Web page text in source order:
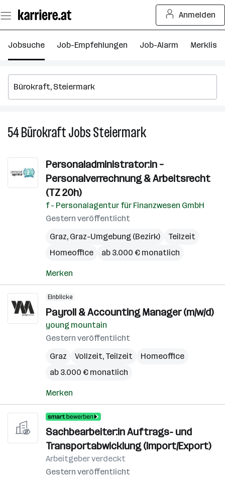
Seiteninhalt
springen
Anmelden
Jobsuche Job-Empfehlungen Job-Alarm Merkliste
54BürokraftJobsSteiermark54
in
Steiermark
Personaladministrator:in –
Personalverrechnung & Arbeitsrecht
(TZ 20h)
f - Personalagentur für Finanzwesen GmbH
Gestern veröffentlicht
Graz, Graz-Umgebung (Bezirk)
Teilzeit
Homeoffice
ab 3.000 € monatlich
Merken
Einblicke
Payroll & Accounting Manager (m/w/d)
young mountain
Gestern veröffentlicht
Graz
Vollzeit, Teilzeit
Homeoffice
ab 3.000 € monatlich
Merken
Sachbearbeiter:in Auftrags- und
Transportabwicklung (Import/Export)
Arbeitgeber verdeckt
Gestern veröffentlicht